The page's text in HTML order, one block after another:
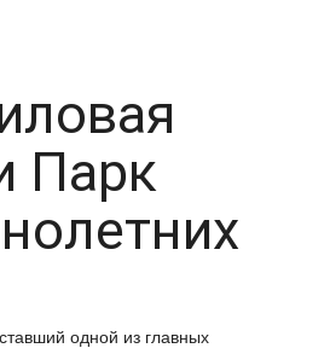
Парк
одной из главных